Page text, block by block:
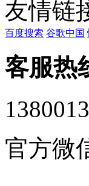
友情链
百度搜索 谷歌中国
客服热
官方微